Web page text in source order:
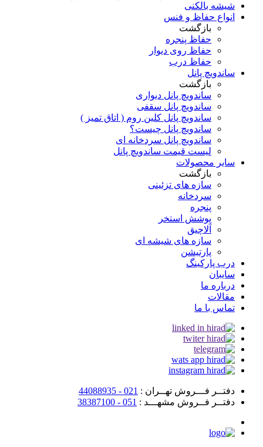
شیشه بالکنی
انواع حفاظ و فنس
بازگشت
حفاظ پنجره
حفاظ روی دیوار
حفاظ درب
ساندویچ پانل
بازگشت
ساندویچ پانل دیواری
ساندویچ پانل سقفی
ساندویچ پانل کلین روم ( اتاق تمیز )
ساندویچ پانل چیست؟
ساندویچ پانل سردخانه ای
لیست قیمت ساندویچ پانل
سایر محصولات
بازگشت
سازه های تزئینی
سردخانه
پنجره
پوشش استخر
آلاچیق
سازه های شیشه ای
پارتیشن
درب پارکینگ
سایبان
درباره ما
مقالات
تماس با ما
دفتــر فـــروش تهــران : 021 - 44088935
دفتــر فــروش مشهـــد : 051 - 38387100